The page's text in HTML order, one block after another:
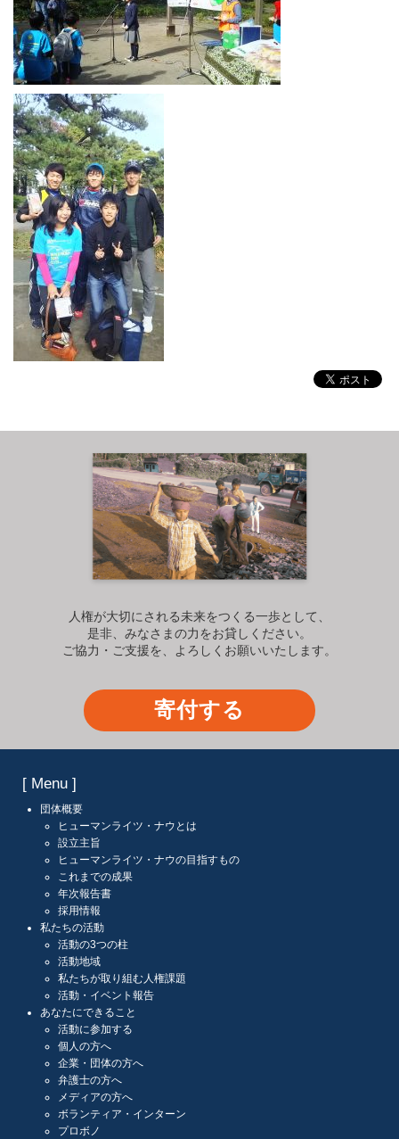
人権が大切にされる未来をつくる一歩として、
是非、みなさまの力をお貸しください。
ご協力・ご支援を、よろしくお願いいたします。
寄付する
[ Menu ]
団体概要
ヒューマンライツ・ナウとは
設立主旨
ヒューマンライツ・ナウの目指すもの
これまでの成果
年次報告書
採用情報
私たちの活動
活動の3つの柱
活動地域
私たちが取り組む人権課題
活動・イベント報告
あなたにできること
活動に参加する
個人の方へ
企業・団体の方へ
弁護士の方へ
メディアの方へ
ボランティア・インターン
プロボノ